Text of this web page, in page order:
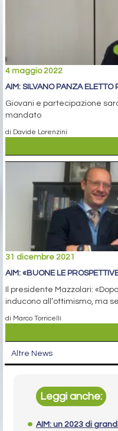
4 maggio 2022
AIM: SILVANO PANZA ELETTO
Giovani e partecipazione
mandato
di Davide Lorenzini
31 dicembre 2021
AIM: «BUONE LE
Il presidente Mazzolari:
inducono all’ottimismo, ma
di Marco Torricelli
Altre News
Leggi anche:
AIM: un 2023 di